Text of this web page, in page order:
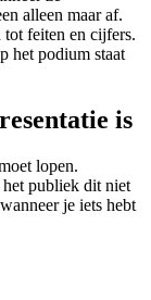
alleen maar af.
tot feiten en cijfers.
het podium staat
is
lopen.
het publiek dit niet
je iets hebt